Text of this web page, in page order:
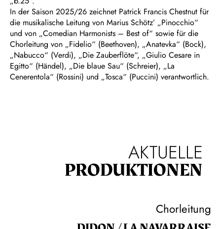
In der Saison 2025/26 zeichnet Patrick Francis Chestnut für
die musikalische Leitung von Marius Schötz’ „Pinocchio“
und von „Comedian Harmonists – Best of“ sowie für die
Chorleitung von „Fidelio“ (Beethoven), „Anatevka“ (Bock),
„Nabucco“ (Verdi), „Die Zauberflöte“, „Giulio Cesare in
Egitto“ (Händel), „Die blaue Sau“ (Schreier), „La
Cenerentola“ (Rossini) und „Tosca“ (Puccini) verantwortlich.
AKTUELLE
PRODUKTIONEN
Chorleitung